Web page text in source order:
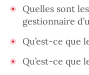
Quelles sont
gestionnaire
Qu’est-ce que
Qu’est-ce que